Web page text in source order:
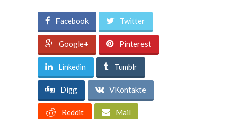
Facebook Twitter
Google+ Pinterest
Linkedin Tumblr
Digg VKontakte
Reddit Mail